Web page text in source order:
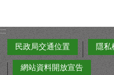
:::
民政局交通位置
隱私
網站資料開放宣告